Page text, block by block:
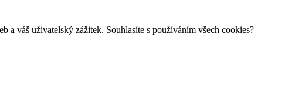
a váš uživatelský zážitek. Souhlasíte s používáním všech cookies?